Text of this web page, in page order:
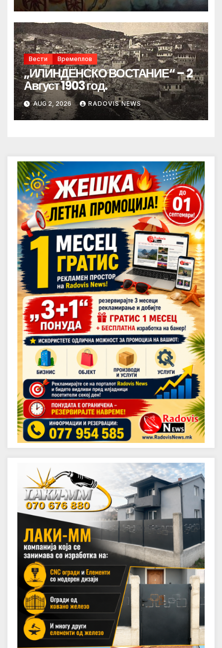
Вести Времеплов
„ИЛИНДЕНСКО ВОСТАНИЕ“ – 2
Август 1903 год.
AUG 2, 2026 RADOVIS NEWS